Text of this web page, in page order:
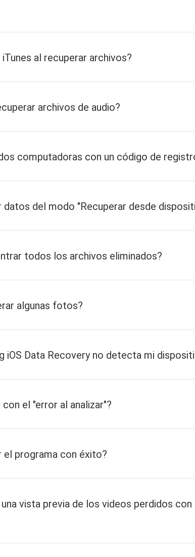
al recuperar archivos?
archivos de audio?
computadoras con un código de
del modo "Recuperar desde
todos los archivos eliminados?
algunas fotos?
iOS Data Recovery no detecta mi
el "error al analizar"?
el programa con éxito?
vista previa de los videos perdidos